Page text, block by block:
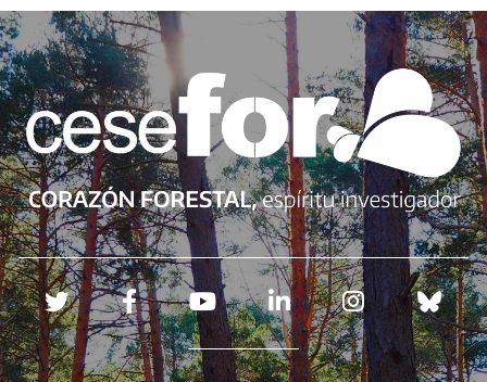
Redes sociales